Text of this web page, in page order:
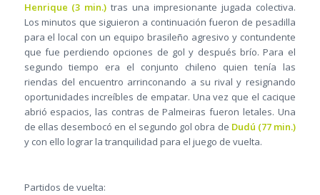
Henrique (3 min.)tras una impresionante jugada colectiva.
Los minutos que siguieron a continuación fueron de pesadilla
para el local con un equipo brasileño agresivo y contundente
que fue perdiendo opciones de gol y después brío. Para el
segundo tiempo era el conjunto chileno quien tenía las
riendas del encuentro arrinconando a su rival y resignando
oportunidades increíbles de empatar. Una vez que el cacique
abrió espacios, las contras de Palmeiras fueron letales. Una
de ellas desembocó en el segundo gol obra de Dudú (77 min.)
y con ello lograr la tranquilidad para el juego de vuelta.
Partidos de vuelta: